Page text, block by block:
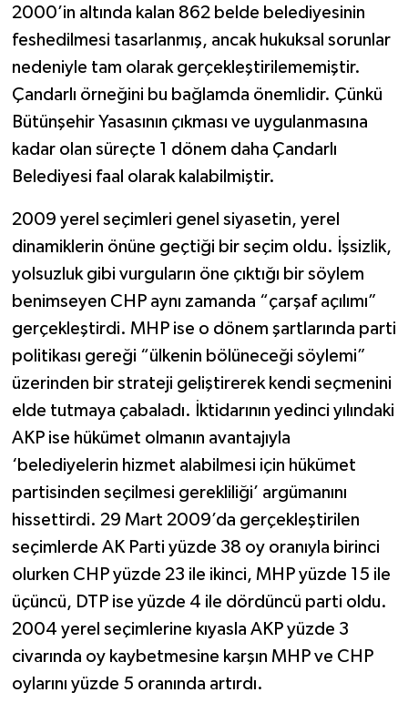
2000’in altında kalan 862 belde belediyesinin
feshedilmesi tasarlanmış, ancak hukuksal sorunlar
nedeniyle tam olarak gerçekleştirilememiştir.
Çandarlı örneğini bu bağlamda önemlidir. Çünkü
Bütünşehir Yasasının çıkması ve uygulanmasına
kadar olan süreçte 1 dönem daha Çandarlı
Belediyesi faal olarak kalabilmiştir.
2009 yerel seçimleri genel siyasetin, yerel
dinamiklerin önüne geçtiği bir seçim oldu. İşsizlik,
yolsuzluk gibi vurguların öne çıktığı bir söylem
benimseyen CHP aynı zamanda “çarşaf açılımı”
gerçekleştirdi. MHP ise o dönem şartlarında parti
politikası gereği “ülkenin bölüneceği söylemi”
üzerinden bir strateji geliştirerek kendi seçmenini
elde tutmaya çabaladı. İktidarının yedinci yılındaki
AKP ise hükümet olmanın avantajıyla
‘belediyelerin hizmet alabilmesi için hükümet
partisinden seçilmesi gerekliliği’ argümanını
hissettirdi. 29 Mart 2009’da gerçekleştirilen
seçimlerde AK Parti yüzde 38 oy oranıyla birinci
olurken CHP yüzde 23 ile ikinci, MHP yüzde 15 ile
üçüncü, DTP ise yüzde 4 ile dördüncü parti oldu.
2004 yerel seçimlerine kıyasla AKP yüzde 3
civarında oy kaybetmesine karşın MHP ve CHP
oylarını yüzde 5 oranında artırdı.